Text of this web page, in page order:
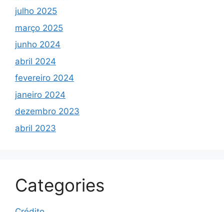
julho 2025
março 2025
junho 2024
abril 2024
fevereiro 2024
janeiro 2024
dezembro 2023
abril 2023
Categories